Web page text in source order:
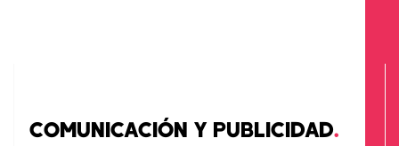
COMUNICACIÓN Y PUBLICIDAD.